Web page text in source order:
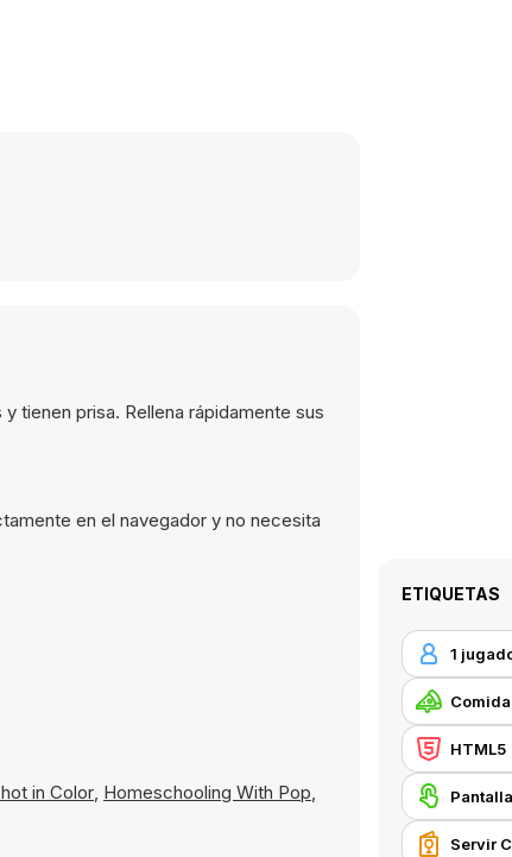
tienen prisa. Rellena rápidamente sus
en el navegador y no necesita
in Color, Homeschooling With Pop,
ETIQUETAS
1
Comida
HTML5